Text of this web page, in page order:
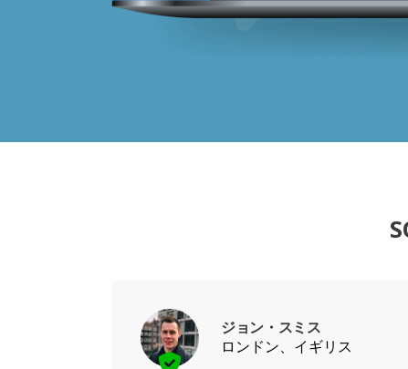
ジョン・スミス
ロンドン、イギリス